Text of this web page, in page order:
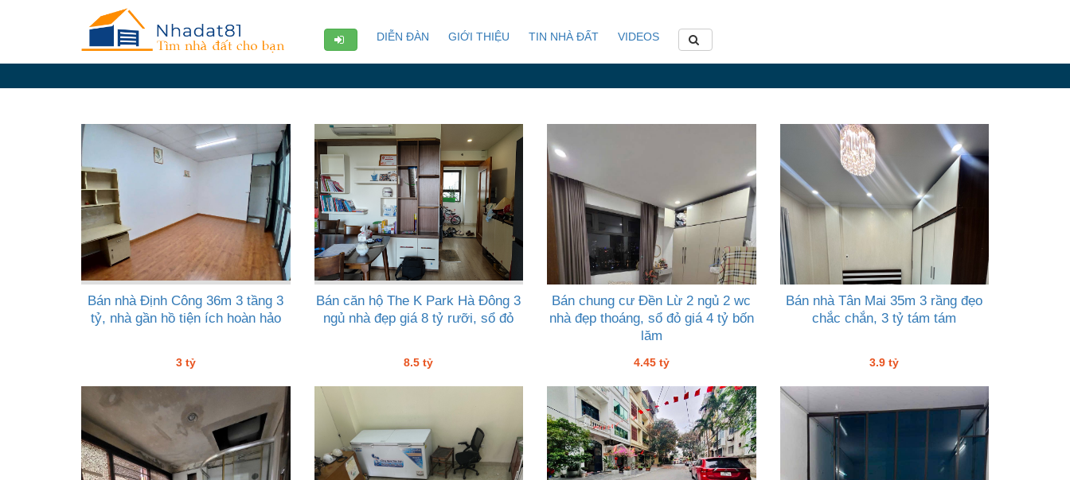
DIỄN ĐÀN GIỚI THIỆU TIN NHÀ ĐẤT VIDEOS
Diễn
Bán nhà Định Công 36m 3 tầng 3
tỷ, nhà gần hồ tiện ích hoàn hảo
3 tỷ
Bán căn hộ The K Park Hà Đông 3
ngủ nhà đẹp giá 8 tỷ rưỡi, sổ đỏ
8.5 tỷ
Bán chung cư Đền Lừ 2 ngủ 2 wc
nhà đẹp thoáng, sổ đỏ giá 4 tỷ bốn
lăm
4.45 tỷ
Bán nhà Tân Mai 35m 3 rầng đẹo
chắc chắn, 3 tỷ tám tám
3.9 tỷ